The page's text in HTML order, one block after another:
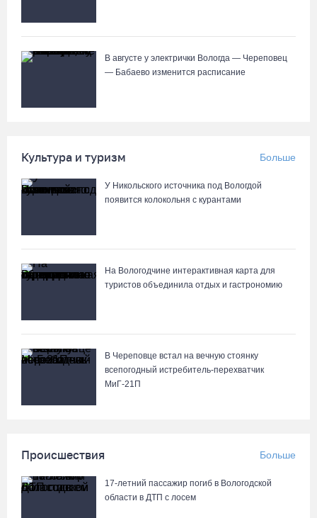
Как увеличить кредитный лимит по карте
04.08.26 / 15:03
В августе у электрички Вологда — Череповец
— Бабаево изменится расписание
Культура и туризм Больше
У Никольского источника под Вологдой
появится колокольня с курантами
На Вологодчине интерактивная карта для
туристов объединила отдых и гастрономию
В Череповце встал на вечную стоянку
всепогодный истребитель-перехватчик
МиГ‑21П
Происшествия Больше
17-летний пассажир погиб в Вологодской
области в ДТП с лосем